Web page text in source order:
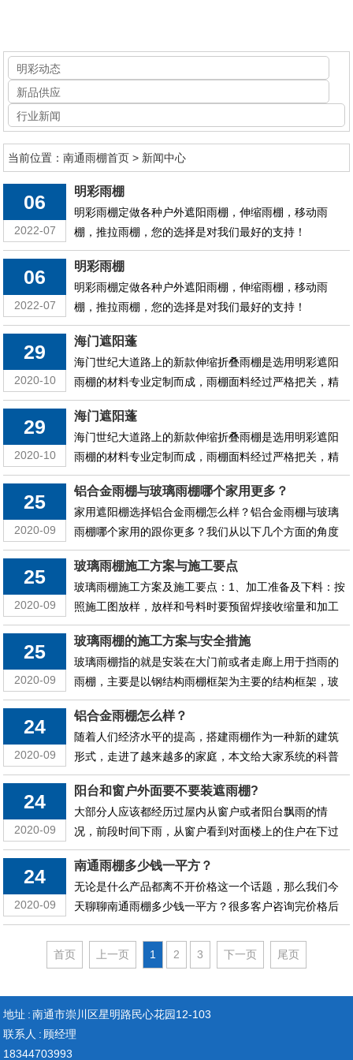
首页
明彩动态
产品中心
工程案例
新品供应
联系明彩
明彩动态
新品供应
行业新闻
当前位置：南通雨棚首页 > 新闻中心
06
2022-07
明彩雨棚
明彩雨棚定做各种户外遮阳雨棚，伸缩雨棚，移动雨
棚，推拉雨棚，您的选择是对我们最好的支持！
06
2022-07
明彩雨棚
明彩雨棚定做各种户外遮阳雨棚，伸缩雨棚，移动雨
棚，推拉雨棚，您的选择是对我们最好的支持！
29
2020-10
海门遮阳蓬
海门世纪大道路上的新款伸缩折叠雨棚是选用明彩遮阳
雨棚的材料专业定制而成，雨棚面料经过严格把关，精
挑细选而决定，明彩雨棚用途广泛，既环保又安全，为
建设卫生城市努力前进中
29
2020-10
海门遮阳蓬
海门世纪大道路上的新款伸缩折叠雨棚是选用明彩遮阳
雨棚的材料专业定制而成，雨棚面料经过严格把关，精
挑细选而决定，明彩雨棚用途广泛，既环保又安全，为
建设卫生城市努力前进中
25
2020-09
铝合金雨棚与玻璃雨棚哪个家用更多？
家用遮阳棚选择铝合金雨棚怎么样？铝合金雨棚与玻璃
雨棚哪个家用的跟你更多？我们从以下几个方面的角度
上进行简单的分析对比：铝合金雨棚与玻璃雨棚从使用
寿命方面考虑，玻璃雨棚使用寿命是指一般家装使用的
玻璃雨棚，并非钢结构玻璃雨棚或玻璃阳光房，为什么
...
25
2020-09
玻璃雨棚施工方案与施工要点
玻璃雨棚施工方案及施工要点：1、加工准备及下料：按
照施工图放样，放样和号料时要预留焊接收缩量和加工
余量， 根据放样作样板。钢材矫正：钢材下料前必须先
进行矫正，矫正后的偏差值不应超过规范规定的允许偏
差值，以保证下料的质量。热加工的型钢先热加工 ...
25
2020-09
玻璃雨棚的施工方案与安全措施
玻璃雨棚指的就是安装在大门前或者走廊上用于挡雨的
雨棚，主要是以钢结构雨棚框架为主要的结构框架，玻
璃一般则采用两层的夹胶工艺，因此如果破了一层也不
至于伤到人。玻璃雨棚大多数是可多次重复使用，环保
无污染，安装起来也方便快捷，那么玻璃雨棚的施工方
...
24
2020-09
铝合金雨棚怎么样？
随着人们经济水平的提高，搭建雨棚作为一种新的建筑
形式，走进了越来越多的家庭，本文给大家系统的科普
一下铝合金雨棚怎么样的相关知识？希望能够给打算搭
建南通雨棚的业主一些帮助。如果家里有个露台之类的
空地，嫌晒东晒西的会受天气的影响，又担心阳光房搭
...
24
2020-09
阳台和窗户外面要不要装遮雨棚?
大部分人应该都经历过屋内从窗户或者阳台飘雨的情
况，前段时间下雨，从窗户看到对面楼上的住户在下过
大雨之后，全家人在阳台上用盆往下舀水，因为阳台没
封，雨飘进了阳台，全家人轮番上阵，那场面很是壮
观，这突然让我想到阳台上或者窗户外面要不要装遮雨
棚呢 ...
24
2020-09
南通雨棚多少钱一平方？
无论是什么产品都离不开价格这一个话题，那么我们今
天聊聊南通雨棚多少钱一平方？很多客户咨询完价格后
就没了消息，也有的在反复的考虑，但是，大部分消费
者都能接受这个价位，不是因为贵或者便宜，因为材质
用的好就会觉得便宜。那么南通雨棚多少钱一平也同样
首页 上一页 1 2 3 下一页 尾页
地址 : 南通市崇川区星明路民心花园12-103
联系人 : 顾经理
18344703993